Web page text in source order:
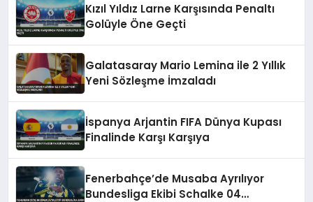
Kızıl Yıldız Larne Karşısında Penaltı
Golüyle Öne Geçti
Galatasaray Mario Lemina ile 2 Yıllık
Yeni Sözleşme İmzaladı
İspanya Arjantin FIFA Dünya Kupası
Finalinde Karşı Karşıya
Fenerbahçe’de Musaba Ayrılıyor
Bundesliga Ekibi Schalke 04